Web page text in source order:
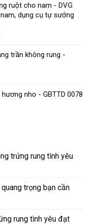
ruột cho nam - DVG
dụng cụ tự sướng
trần không rung -
nho - GBTTD 0078
trứng rung tình yêu
trọng bạn cần
rung tình yêu đạt